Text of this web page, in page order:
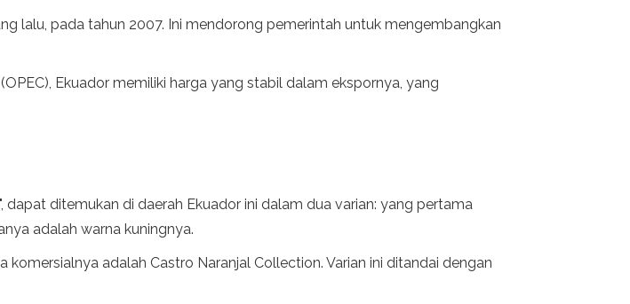
lalu, pada tahun 2007. Ini mendorong pemerintah untuk mengembangkan
Ekuador memiliki harga yang stabil dalam ekspornya, yang
ditemukan di daerah Ekuador ini dalam dua varian: yang pertama
adalah warna kuningnya.
adalah Castro Naranjal Collection. Varian ini ditandai dengan